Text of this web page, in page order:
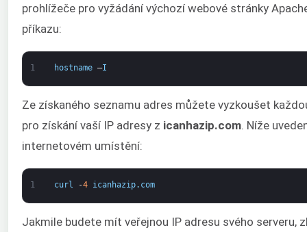
prohlížeče pro vyžádání výchozí webové stránky
příkazu:
1 hostname –I
Ze získaného seznamu adres můžete vyzkoušet
pro získání vaší IP adresy z icanhazip.com. Níže
internetovém umístění:
1 curl -4 icanhazip. com
Jakmile budete mít veřejnou IP adresu svého